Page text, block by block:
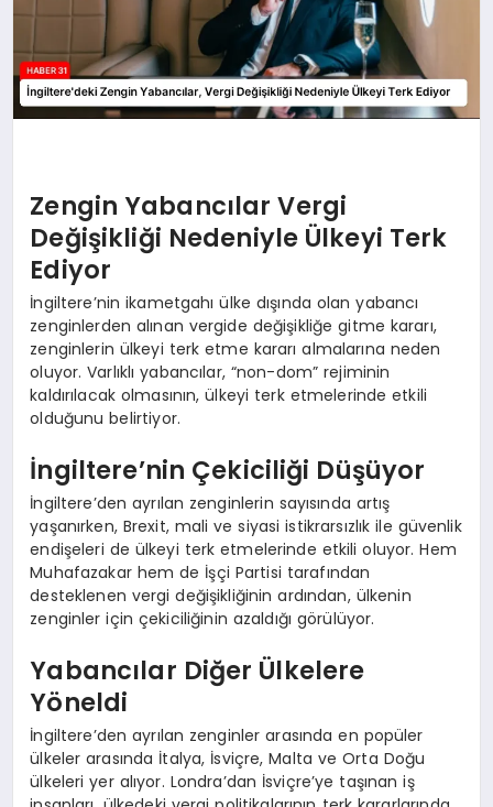
Zengin Yabancılar Vergi
Değişikliği Nedeniyle Ülkeyi Terk
Ediyor
İngiltere’nin ikametgahı ülke dışında olan yabancı
zenginlerden alınan vergide değişikliğe gitme kararı,
zenginlerin ülkeyi terk etme kararı almalarına neden
oluyor. Varlıklı yabancılar, “non-dom” rejiminin
kaldırılacak olmasının, ülkeyi terk etmelerinde etkili
olduğunu belirtiyor.
İngiltere’nin Çekiciliği Düşüyor
İngiltere’den ayrılan zenginlerin sayısında artış
yaşanırken, Brexit, mali ve siyasi istikrarsızlık ile güvenlik
endişeleri de ülkeyi terk etmelerinde etkili oluyor. Hem
Muhafazakar hem de İşçi Partisi tarafından
desteklenen vergi değişikliğinin ardından, ülkenin
zenginler için çekiciliğinin azaldığı görülüyor.
Yabancılar Diğer Ülkelere
Yöneldi
İngiltere’den ayrılan zenginler arasında en popüler
ülkeler arasında İtalya, İsviçre, Malta ve Orta Doğu
ülkeleri yer alıyor. Londra’dan İsviçre’ye taşınan iş